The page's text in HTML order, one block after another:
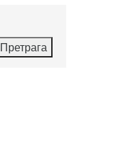
Претрага